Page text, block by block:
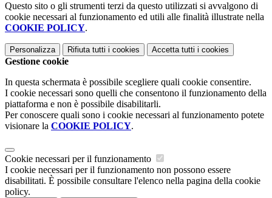
Questo sito o gli strumenti terzi da questo utilizzati si avvalgono di
cookie necessari al funzionamento ed utili alle finalità illustrate nella
COOKIE POLICY.
Personalizza Rifiuta tutti i cookies Accetta tutti i cookies
Gestione cookie
In questa schermata è possibile scegliere quali cookie consentire.
I cookie necessari sono quelli che consentono il funzionamento della
piattaforma e non è possibile disabilitarli.
Per conoscere quali sono i cookie necessari al funzionamento potete
visionare la COOKIE POLICY.
Cookie necessari per il funzionamento
I cookie necessari per il funzionamento non possono essere
disabilitati. È possibile consultare l'elenco nella pagina della cookie
policy.